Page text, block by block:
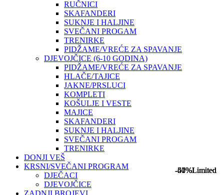
-41%Limited
-50%Limited
-67%Limited
-50%Limited
RUČNICI
SKAFANDERI
SUKNJE I HALJINE
SVEČANI PROGAM
TRENIRKE
PIDŽAME/VREĆE ZA SPAVANJE
DJEVOJČICE (6-10 GODINA)
PIDŽAME/VREĆE ZA SPAVANJE
HLAČE/TAJICE
JAKNE/PRSLUCI
KOMPLETI
KOŠULJE I VESTE
MAJICE
SKAFANDERI
SUKNJE I HALJINE
SVEČANI PROGAM
TRENIRKE
DONJI VEŠ
KRSNI/SVEČANI PROGRAM
DJEČACI
DJEVOJČICE
ZADNJI BROJEVI